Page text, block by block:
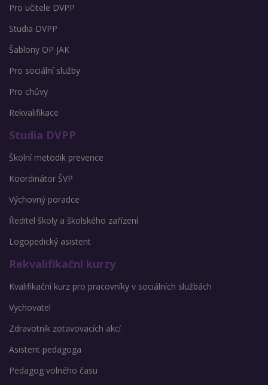
Pro učitele DVPP
Studia DVPP
Šablony OP JAK
Pro sociální služby
Pro chůvy
Rekvalifikace
Studia DVPP
Školní metodik prevence
Koordinátor ŠVP
Výchovný poradce
Ředitel školy a školského zařízení
Logopedický asistent
Rekvalifikační kurzy
Kvalifikační kurz pro pracovníky v sociálních službách
Vychovatel
Zdravotník zotavovacích akcí
Asistent pedagoga
Pedagog volného času